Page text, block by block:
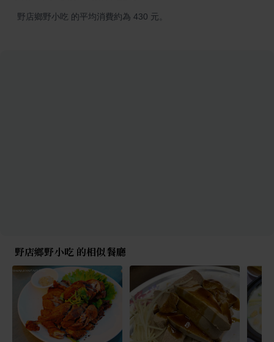
野店鄉野小吃 的平均消費約為 430 元。
野店鄉野小吃 的相似餐廳